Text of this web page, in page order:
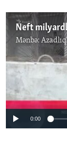
Neft
Mənbə:
No
0:00